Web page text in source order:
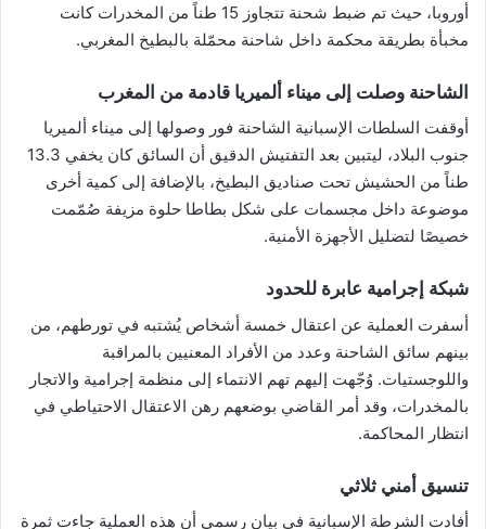
أوروبا، حيث تم ضبط شحنة تتجاوز 15 طناً من المخدرات كانت
مخبأة بطريقة محكمة داخل شاحنة محمّلة بالبطيخ المغربي.
الشاحنة وصلت إلى ميناء ألميريا قادمة من المغرب
أوقفت السلطات الإسبانية الشاحنة فور وصولها إلى ميناء ألميريا
جنوب البلاد، ليتبين بعد التفتيش الدقيق أن السائق كان يخفي 13.3
طناً من الحشيش تحت صناديق البطيخ، بالإضافة إلى كمية أخرى
موضوعة داخل مجسمات على شكل بطاطا حلوة مزيفة صُمّمت
خصيصًا لتضليل الأجهزة الأمنية.
شبكة إجرامية عابرة للحدود
أسفرت العملية عن اعتقال خمسة أشخاص يُشتبه في تورطهم، من
بينهم سائق الشاحنة وعدد من الأفراد المعنيين بالمراقبة
واللوجستيات. وُجّهت إليهم تهم الانتماء إلى منظمة إجرامية والاتجار
بالمخدرات، وقد أمر القاضي بوضعهم رهن الاعتقال الاحتياطي في
انتظار المحاكمة.
تنسيق أمني ثلاثي
أفادت الشرطة الإسبانية في بيان رسمي أن هذه العملية جاءت ثمرة